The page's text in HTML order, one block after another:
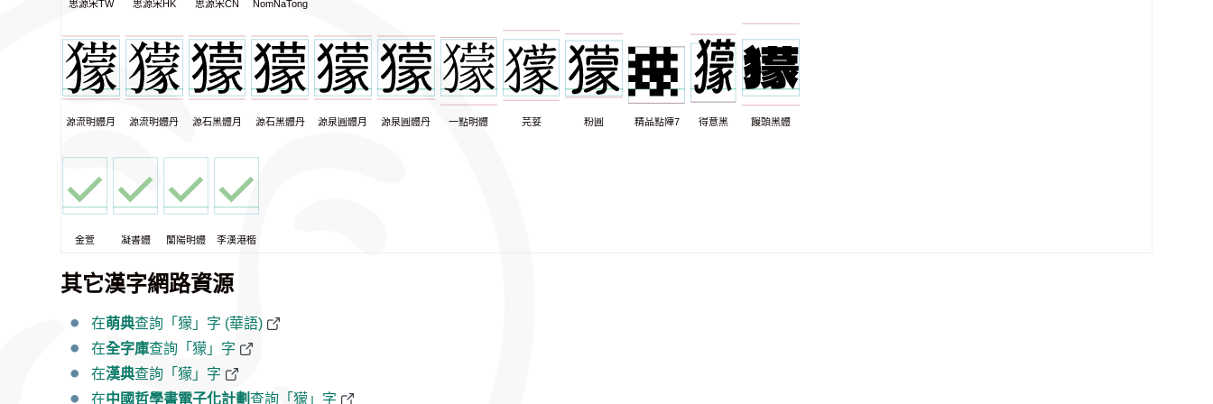
思源宋TW 思源宋HK 思源宋CN NomNaTong
源流明體月 源流明體丹 源石黑體月 源石黑體丹 源泉圓體月 源泉圓體丹 一點明體 芫荽 粉圓 精品點陣7 得意黑 饅頭黑體
金萱 凝書體 蘭陽明體 李漢港楷
其它漢字網路資源
在萌典查詢「獴」字 (華語)
在全字庫查詢「獴」字
在漢典查詢「獴」字
在中國哲學書電子化計劃 查詢「獴」字